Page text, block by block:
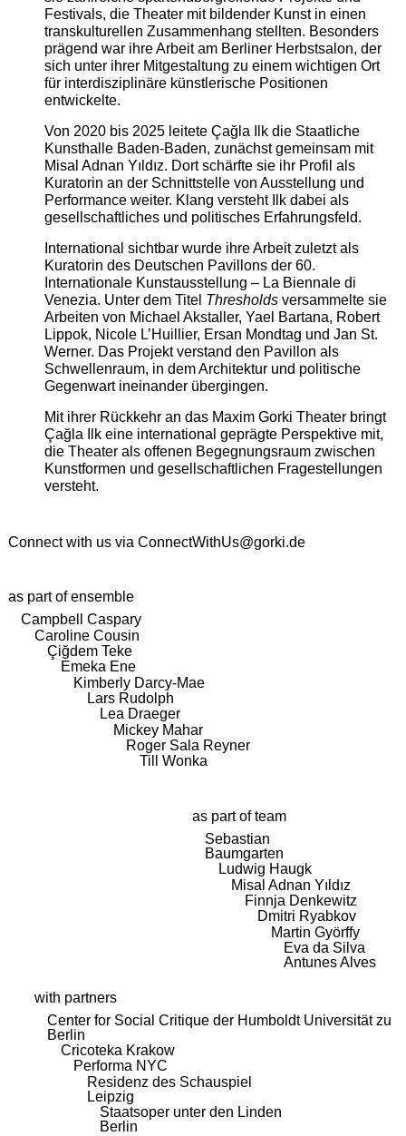
Festivals, die Theater mit bildender Kunst in einen
transkulturellen Zusammenhang stellten. Besonders
prägend war ihre Arbeit am Berliner Herbstsalon, der
sich unter ihrer Mitgestaltung zu einem wichtigen Ort
für interdisziplinäre künstlerische Positionen
entwickelte.
Von 2020 bis 2025 leitete Çağla Ilk die Staatliche
Kunsthalle Baden-Baden, zunächst gemeinsam mit
Misal Adnan Yıldız. Dort schärfte sie ihr Profil als
Kuratorin an der Schnittstelle von Ausstellung und
Performance weiter. Klang versteht Ilk dabei als
gesellschaftliches und politisches Erfahrungsfeld.
International sichtbar wurde ihre Arbeit zuletzt als
Kuratorin des Deutschen Pavillons der 60.
Internationale Kunstausstellung – La Biennale di
Venezia. Unter dem Titel Thresholdsversammelte sie
Arbeiten von Michael Akstaller, Yael Bartana, Robert
Lippok, Nicole L’Huillier, Ersan Mondtag und Jan St.
Werner. Das Projekt verstand den Pavillon als
Schwellenraum, in dem Architektur und politische
Gegenwart ineinander übergingen.
Mit ihrer Rückkehr an das Maxim Gorki Theater bringt
Çağla Ilk eine international geprägte Perspektive mit,
die Theater als offenen Begegnungsraum zwischen
Kunstformen und gesellschaftlichen Fragestellungen
versteht.
Connect with us via ConnectWithUs@gorki.de
as part of ensemble
Campbell Caspary
Caroline Cousin
Çiğdem Teke
Emeka Ene
Kimberly Darcy-Mae
Lars Rudolph
Lea Draeger
Mickey Mahar
Roger Sala Reyner
Till Wonka
as part of team
Sebastian
Baumgarten
Ludwig Haugk
Misal Adnan Yıldız
Finnja Denkewitz
Dmitri Ryabkov
Martin Györffy
Eva da Silva
Antunes Alves
with partners
Center for Social Critique der Humboldt Universität zu
Berlin
Cricoteka Krakow
Performa NYC
Residenz des Schauspiel
Leipzig
Staatsoper unter den Linden
Berlin